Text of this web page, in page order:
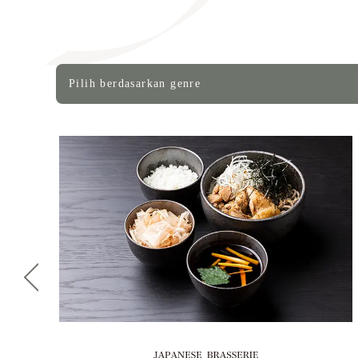
Pilih berdasarkan genre